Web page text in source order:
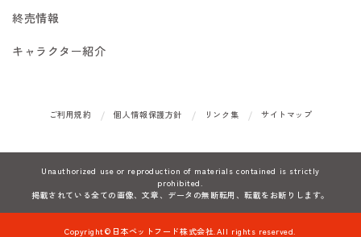
終売情報
キャラクター紹介
ご利用規約 個人情報保護方針 リンク集 サイトマップ
Unauthorized use or reproduction of materials contained is strictly
prohibited.
掲載されている全ての画像、文章、データの無断転用、転載をお断りします。
Copyright©日本ペットフード株式会社.All rights reserved.